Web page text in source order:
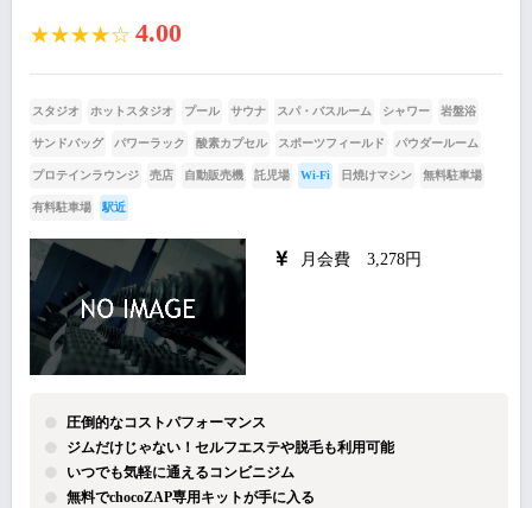
★★★★☆ 4.00
スタジオ ホットスタジオ プール サウナ スパ・バスルーム シャワー 岩盤浴
サンドバッグ パワーラック 酸素カプセル スポーツフィールド パウダールーム
プロテインラウンジ 売店 自動販売機 託児場 Wi-Fi 日焼けマシン 無料駐車場
有料駐車場 駅近
月会費 3,278円
圧倒的なコストパフォーマンス
ジムだけじゃない！セルフエステや脱毛も利用可能
いつでも気軽に通えるコンビニジム
無料でchocoZAP専用キットが手に入る